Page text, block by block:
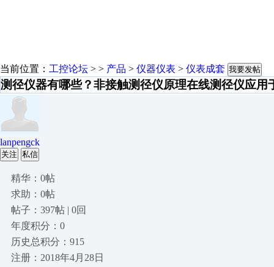
当前位置： 工控论坛 > > 产品 > 仪器仪表 > 仪表成套 我要发帖
测径仪器有哪些？非接触测径仪原理在线测径仪应用
lanpengck
关注 私信
精华：0帖
求助：0帖
帖子：397帖 | 0回
年度积分：0
历史总积分：915
注册：2018年4月28日